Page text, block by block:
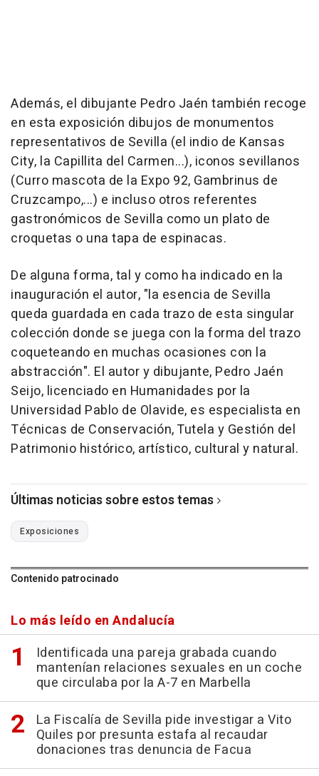
Además, el dibujante Pedro Jaén también recoge
en esta exposición dibujos de monumentos
representativos de Sevilla (el indio de Kansas
City, la Capillita del Carmen...), iconos sevillanos
(Curro mascota de la Expo 92, Gambrinus de
Cruzcampo,...) e incluso otros referentes
gastronómicos de Sevilla como un plato de
croquetas o una tapa de espinacas.
De alguna forma, tal y como ha indicado en la
inauguración el autor, "la esencia de Sevilla
queda guardada en cada trazo de esta singular
colección donde se juega con la forma del trazo
coqueteando en muchas ocasiones con la
abstracción". El autor y dibujante, Pedro Jaén
Seijo, licenciado en Humanidades por la
Universidad Pablo de Olavide, es especialista en
Técnicas de Conservación, Tutela y Gestión del
Patrimonio histórico, artístico, cultural y natural.
Últimas noticias sobre estos temas
Exposiciones
Contenido patrocinado
Lo más leído en Andalucía
Identificada una pareja grabada cuando
mantenían relaciones sexuales en un coche
que circulaba por la A-7 en Marbella
La Fiscalía de Sevilla pide investigar a Vito
Quiles por presunta estafa al recaudar
donaciones tras denuncia de Facua